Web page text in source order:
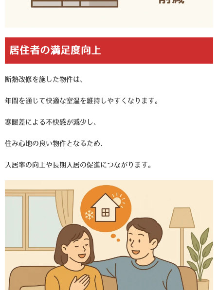
居住者の満足度向上
断熱改修を施した物件は、
年間を通じて快適な室温を維持しやすくなります。
寒暖差による不快感が減少し、
住み心地の良い物件となるため、
入居率の向上や長期入居の促進につながります。